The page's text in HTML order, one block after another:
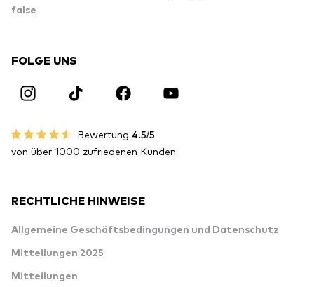
false
FOLGE UNS
Bewertung 4.5/5
von über 1000 zufriedenen Kunden
RECHTLICHE HINWEISE
Allgemeine Geschäftsbedingungen und Datenschutz
Mitteilungen 2025
Mitteilungen